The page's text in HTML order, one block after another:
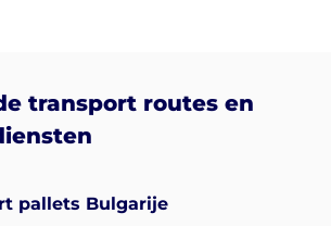
transport routes en
pallets Bulgarije